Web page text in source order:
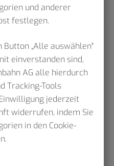
und anderer
festlegen.
Button „Alle auswählen"
einverstanden sind,
AG alle hierdurch
Tracking-Tools
jederzeit
widerrufen, indem Sie
in den Cookie-